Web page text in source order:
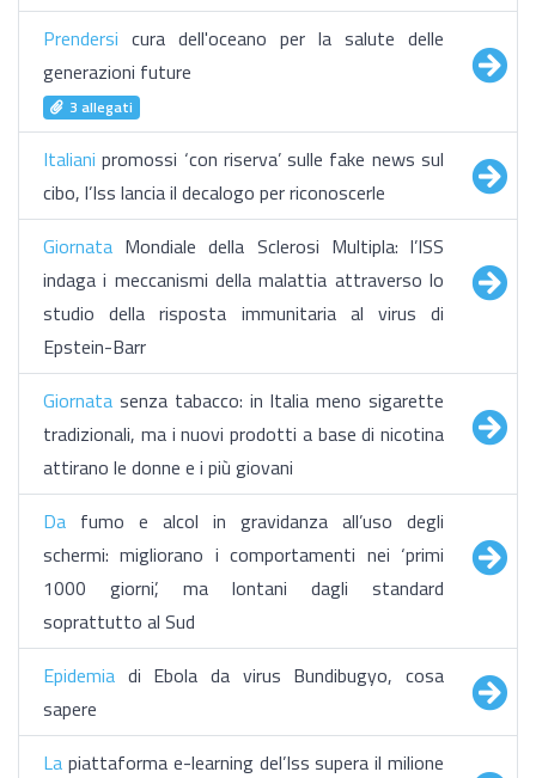
Prendersi cura dell'oceano per la salute delle
generazioni future
3 allegati
Italiani promossi ‘con riserva’ sulle fake news sul
cibo, l’Iss lancia il decalogo per riconoscerle
Giornata Mondiale della Sclerosi Multipla: l’ISS
indaga i meccanismi della malattia attraverso lo
studio della risposta immunitaria al virus di
Epstein-Barr
Giornata senza tabacco: in Italia meno sigarette
tradizionali, ma i nuovi prodotti a base di nicotina
attirano le donne e i più giovani
Da fumo e alcol in gravidanza all’uso degli
schermi: migliorano i comportamenti nei ‘primi
1000 giorni’, ma lontani dagli standard
soprattutto al Sud
Epidemia di Ebola da virus Bundibugyo, cosa
sapere
La piattaforma e-learning del’Iss supera il milione